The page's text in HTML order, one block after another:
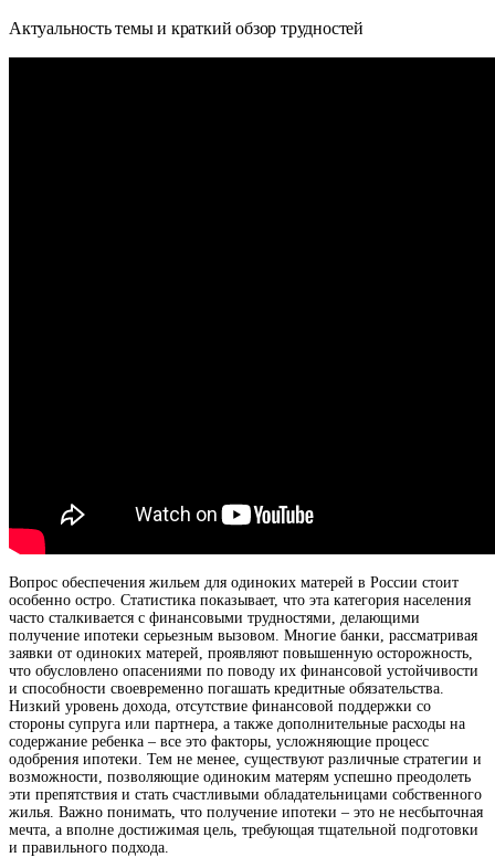
Актуальность темы и краткий обзор трудностей
Вопрос обеспечения жильем для одиноких матерей в России стоит
особенно остро. Статистика показывает, что эта категория населения
часто сталкивается с финансовыми трудностями, делающими
получение ипотеки серьезным вызовом. Многие банки, рассматривая
заявки от одиноких матерей, проявляют повышенную осторожность,
что обусловлено опасениями по поводу их финансовой устойчивости
и способности своевременно погашать кредитные обязательства.
Низкий уровень дохода, отсутствие финансовой поддержки со
стороны супруга или партнера, а также дополнительные расходы на
содержание ребенка – все это факторы, усложняющие процесс
одобрения ипотеки. Тем не менее, существуют различные стратегии и
возможности, позволяющие одиноким матерям успешно преодолеть
эти препятствия и стать счастливыми обладательницами собственного
жилья. Важно понимать, что получение ипотеки – это не несбыточная
мечта, а вполне достижимая цель, требующая тщательной подготовки
и правильного подхода.